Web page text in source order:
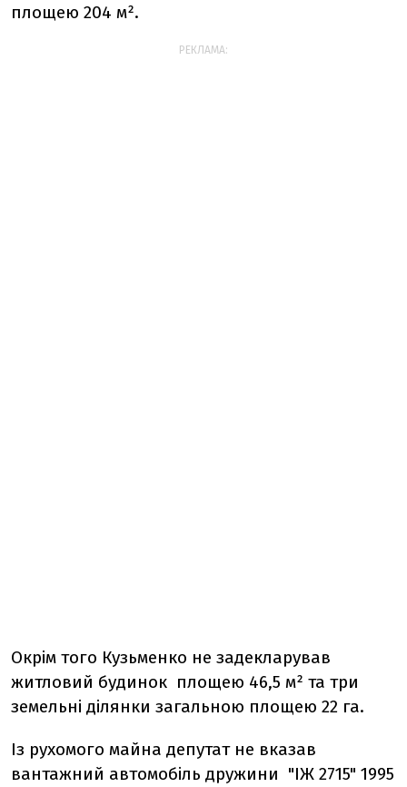
площею 204 м².
РЕКЛАМА:
Окрім того Кузьменко не задекларував
житловий будинок площею 46,5 м² та три
земельні ділянки загальною площею 22 га.
Із рухомого майна депутат не вказав
вантажний автомобіль дружини "ІЖ 2715" 1995